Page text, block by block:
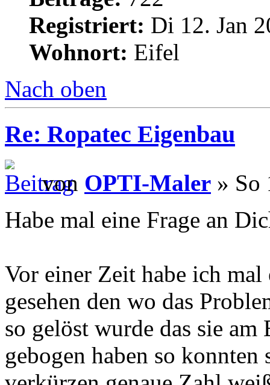
Registriert: Di 12. Jan
Wohnort: Eifel
Nach oben
Re: Ropatec Eigenbau
von OPTI-Maler » So
Habe mal eine Frage an
Vor einer Zeit habe ich
gesehen den wo das
so gelöst wurde das sie
gebogen haben so